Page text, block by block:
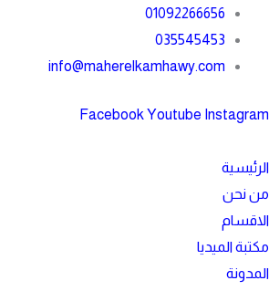
تخطي
المحتوى
01092266656
035545453
info@maherelkamhawy.com
Facebook Youtube Instagram
الرئيسية
من نحن
الاقسام
مكتبة الميديا
المدونة